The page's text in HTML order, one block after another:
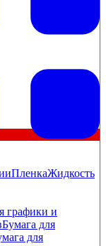
ПленкаЖидкость
графики и
Бумага для
для